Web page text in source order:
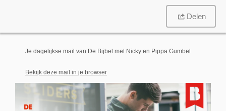
Delen
Je dagelijkse mail van De Bijbel met Nicky en Pippa Gumbel
Bekijk deze mail in je browser